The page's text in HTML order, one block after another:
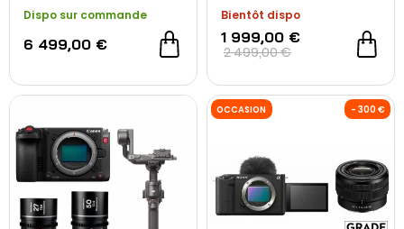
Dispo sur commande
6 499,00 €
fixation sac à dos +
seconde batterie
Bientôt dispo
1 999,00 €
2 499,00 €